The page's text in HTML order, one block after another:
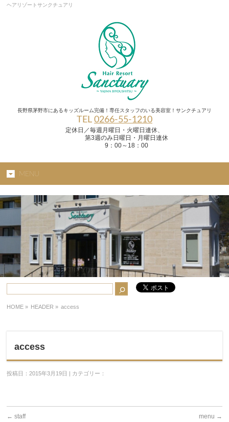
ヘアリゾートサンクチュアリ
長野県茅野市にあるキッズルーム完備！専任スタッフのいる美容室！サンクチュアリ
TEL 0266-55-1210
定休日／毎週月曜日・火曜日連休、
第3週のみ日曜日・月曜日連休
9：00～18：00
MENU
HOME » HEADER » access
access
投稿日：2015年3月19日 | カテゴリー：
← staff menu →